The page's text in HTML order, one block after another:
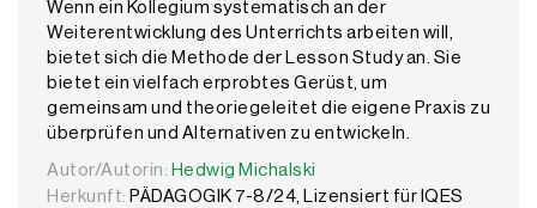
Wenn ein Kollegium systematisch an der
Weiterentwicklung des Unterrichts arbeiten will,
bietet sich die Methode der Lesson Study an. Sie
bietet ein vielfach erprobtes Gerüst, um
gemeinsam und theoriegeleitet die eigene Praxis zu
überprüfen und Alternativen zu entwickeln.
Autor/Autorin: Hedwig Michalski
Autor/Autorin: Hedwig Michalski
Herkunft: PÄDAGOGIK 7-8/24, Lizensiert für IQES